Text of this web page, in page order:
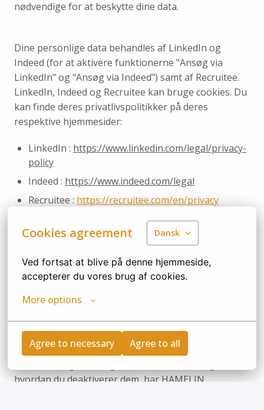
Cookies agreement Dansk
Ved fortsat at blive på denne hjemmeside,
accepterer du vores brug af cookies.
More options
Agree to necessary Agree to all
nødvendige for at beskytte dine data.
Dine personlige data behandles af LinkedIn og
Indeed (for at aktivere funktionerne "Ansøg via
LinkedIn" og "Ansøg via Indeed") samt af Recruitee.
LinkedIn, Indeed og Recruitee kan bruge cookies. Du
kan finde deres privatlivspolitikker på deres
respektive hjemmesider:
LinkedIn : https://www.linkedin.com/legal/privacy-
policy
Indeed : https://www.indeed.com/legal
Recruitee : https://recruitee.com/en/privacy
Vi bruger ikke dine data til andre formål, ogvi
videresælger eller udlåner ikke nogen data til
eksterne enheder.
COOKIEPOLITIK
Websitet www.hamelin.recruitee.com website
(“websitet”) bruger forskellige cookies. For at
hvordan du deaktiverer dem, har HAMELIN